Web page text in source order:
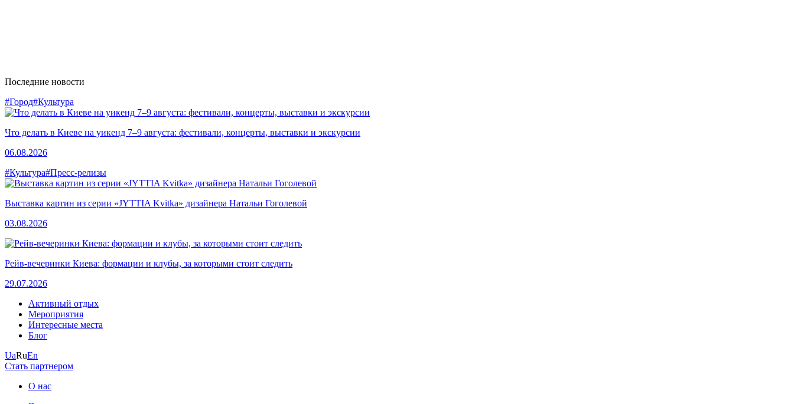
Последние новости
#Город#Культура
Что делать в Киеве на уикенд 7–9 августа: фестивали, концерты, выставки и экскурсии
06.08.2026
#Культура#Пресс-релизы
Выставка картин из серии «JYTTIA Kvitka» дизайнера Натальи Гоголевой
03.08.2026
Рейв-вечеринки Киева: формации и клубы, за которыми стоит следить
29.07.2026
Активный отдых
Мероприятия
Интересные места
Блог
UaRuEn
Стать партнером
О нас